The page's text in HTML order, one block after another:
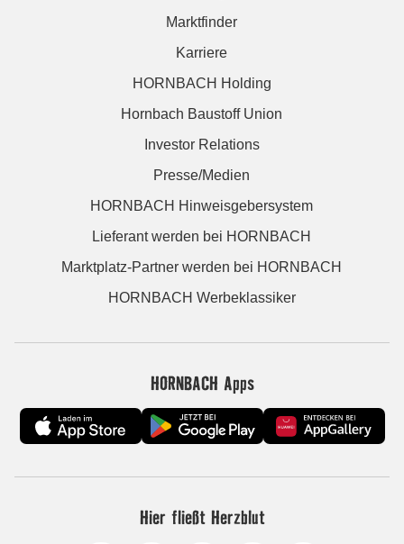
Marktfinder
Karriere
HORNBACH Holding
Hornbach Baustoff Union
Investor Relations
Presse/Medien
HORNBACH Hinweisgebersystem
Lieferant werden bei HORNBACH
Marktplatz-Partner werden bei HORNBACH
HORNBACH Werbeklassiker
HORNBACH Apps
Hier fließt Herzblut